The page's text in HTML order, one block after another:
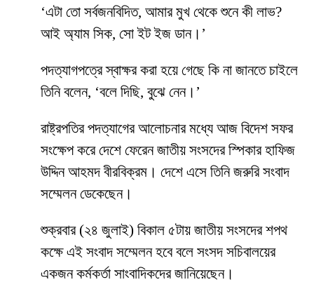
‘এটা তো সর্বজনবিদিত, আমার মুখ থেকে শুনে কী লাভ?
আই অ্যাম সিক, সো ইট ইজ ডান।’
পদত্যাগপত্রে স্বাক্ষর করা হয়ে গেছে কি না জানতে চাইলে
তিনি বলেন, ‘বলে দিছি, বুঝে নেন।’
রাষ্ট্রপতির পদত্যাগের আলোচনার মধ্যে আজ বিদেশ সফর
সংক্ষেপ করে দেশে ফেরেন জাতীয় সংসদের স্পিকার হাফিজ
উদ্দিন আহমদ বীরবিক্রম। দেশে এসে তিনি জরুরি সংবাদ
সম্মেলন ডেকেছেন।
শুক্রবার (২৪ জুলাই) বিকাল ৫টায় জাতীয় সংসদের শপথ
কক্ষে এই সংবাদ সম্মেলন হবে বলে সংসদ সচিবালয়ের
একজন কর্মকর্তা সাংবাদিকদের জানিয়েছেন।